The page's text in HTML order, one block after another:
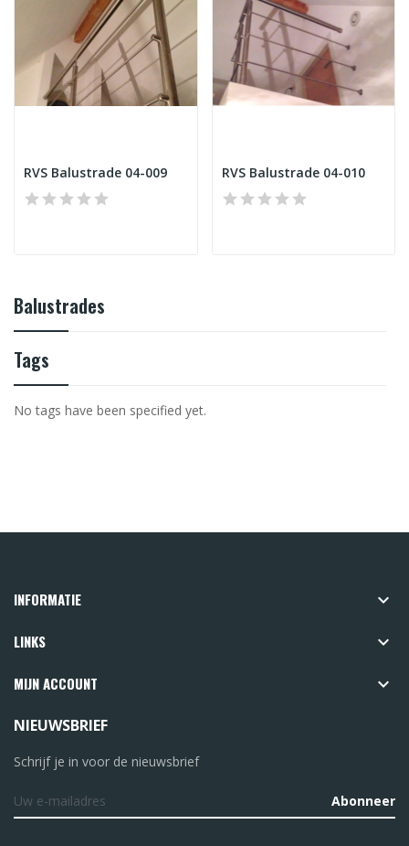
Balustrades
Tags
No tags have been specified yet.
RVS Balustrade 04-009 RVS Balustrade 04-010
INFORMATIE 
LINKS 
MIJN ACCOUNT 
NIEUWSBRIEF
Schrijf je in voor de nieuwsbrief
Abonneer